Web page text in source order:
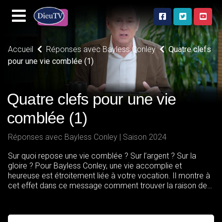
Accueil Réponses avec Bayless Conley
Quatre clefs
pour une vie comblée (1)
Quatre clefs pour une vie
comblée (1)
Réponses avec Bayless Conley | Saison 2024
Sur quoi repose une vie comblée ? Sur l’argent ? Sur la
gloire ? Pour Bayless Conley, une vie accomplie et
heureuse est étroitement liée à votre vocation. Il montre à
cet effet dans ce message comment trouver la raison de
comblée.